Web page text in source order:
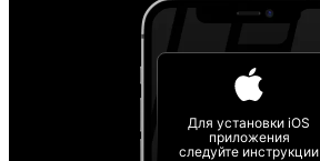
Для установки iOS
приложения
следуйте инструкции